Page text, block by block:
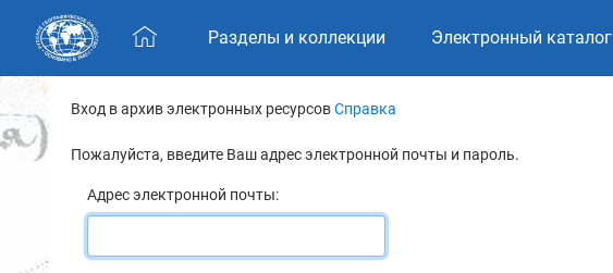
Skip navigation
Разделы и коллекции Электронный каталог
Вход в архив электронных ресурсовСправка
Пожалуйста, введите Ваш адрес электронной почты и пароль.
Адрес электронной почты: